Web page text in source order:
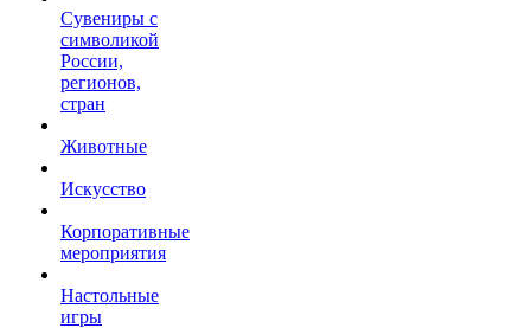
Сувениры с
символикой
России,
регионов,
стран
Животные
Искусство
Корпоративные
мероприятия
Настольные
игры